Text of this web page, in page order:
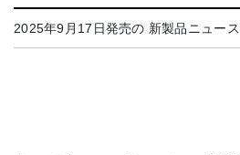
2025年9月17日発売の 新製品ニュース